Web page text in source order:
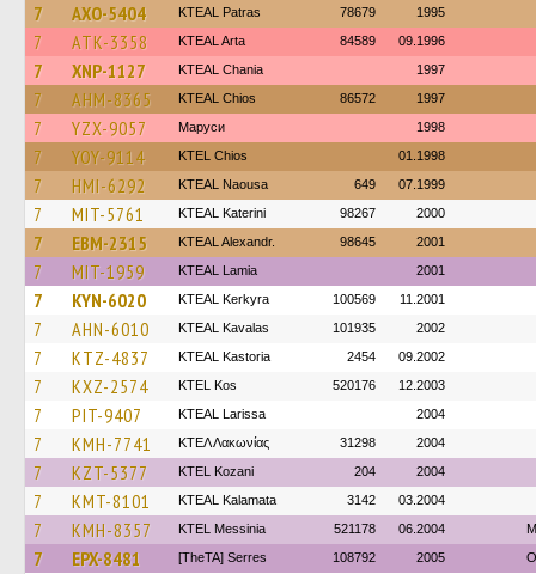
7 AXO-5404 KTEAL Patras 78679 1995
7 ATK-3358 KTEAL Arta 84589 09.1996
7 XNP-1127 KTEAL Chania 1997
7 AHM-8365 KTEAL Chios 86572 1997
7 YZX-9057 Маруси 1998
7 YOY-9114 KTEL Chios 01.1998
7 HMI-6292 KTEAL Naousa 649 07.1999
7 MIT-5761 KTEAL Katerini 98267 2000
7 EBM-2315 KTEAL Alexandr. 98645 2001
7 MIT-1959 KTEAL Lamia 2001
7 KYN-6020 KTEAL Kerkyra 100569 11.2001
7 AHN-6010 KTEAL Kavalas 101935 2002
7 KTZ-4837 KTEAL Kastoria 2454 09.2002
7 KXZ-2574 KTEL Kos 520176 12.2003
7 PIT-9407 KTEAL Larissa 2004
7 KMH-7741 ΚΤΕΛ Λακωνίας 31298 2004
7 KZT-5377 ΚΤΕL Kozani 204 2004
7 KMT-8101 KTEAL Kalamata 3142 03.2004
7 KMH-8357 KTEL Messinia 521178 06.2004
7 EPX-8481 [TheTA] Serres 108792 2005